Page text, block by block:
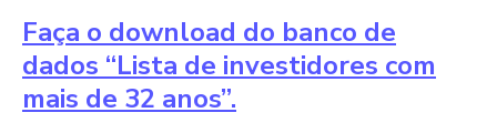
Faça o download do banco de
dados “Lista de investidores com
mais de 32 anos”.